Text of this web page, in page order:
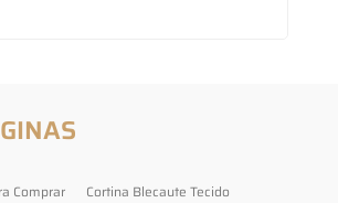
Comprar
Cortina Blecaute Tecido